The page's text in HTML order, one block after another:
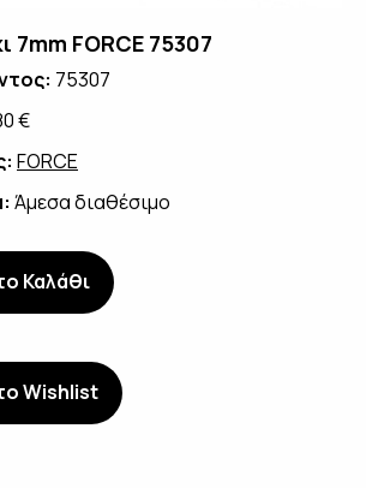
7mm FORCE 75307
75307
€
FORCE
Άμεσα διαθέσιμο
Καλάθι
Wishlist